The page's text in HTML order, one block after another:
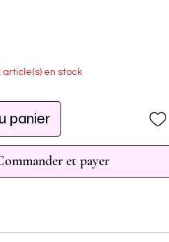
article(s) en stock
panier
et payer